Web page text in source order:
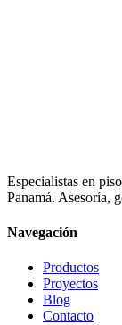
Especialistas en
Panamá. Asesoría,
Navegación
Productos
Proyectos
Blog
Contacto